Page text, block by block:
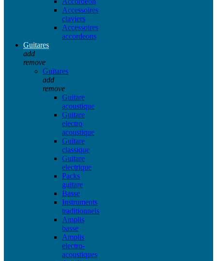
Accessoires
claviers
Accessoires
accordeons
Guitares
add
remove
Guitares
add
remove
Guitare
acoustique
Guitare
electro
acoustique
Guitare
classique
Guitare
electrique
Packs
guitare
Basse
Instruments
traditionnels
Amplis
basse
Amplis
electro-
acoustiques